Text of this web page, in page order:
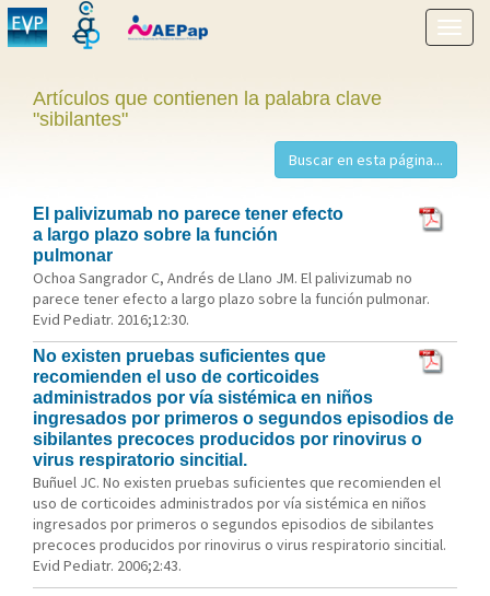
menú
Artículos que contienen la palabra clave
"sibilantes"
El palivizumab no parece tener efecto
a largo plazo sobre la función
pulmonar
Ochoa Sangrador C, Andrés de Llano JM. El palivizumab no
parece tener efecto a largo plazo sobre la función pulmonar.
Evid Pediatr. 2016;12:30.
No existen pruebas suficientes que
recomienden el uso de corticoides
administrados por vía sistémica en niños
ingresados por primeros o segundos episodios de
sibilantes precoces producidos por rinovirus o
virus respiratorio sincitial.
Buñuel JC. No existen pruebas suficientes que recomienden el
uso de corticoides administrados por vía sistémica en niños
ingresados por primeros o segundos episodios de sibilantes
precoces producidos por rinovirus o virus respiratorio sincitial.
Evid Pediatr. 2006;2:43.